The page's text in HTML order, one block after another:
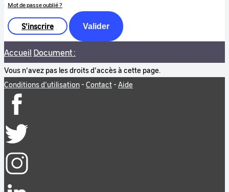
Mot de passe oublié ?
S'inscrire Valider
Accueil Document :
Vous n'avez pas les droits d'accès à cette page.
Conditions d'utilisation - Contact - Aide